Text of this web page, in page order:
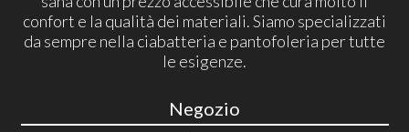
confort e la qualità dei materiali. Siamo specializzati
da sempre nella ciabatteria e pantofoleria per tutte
le esigenze.
Negozio